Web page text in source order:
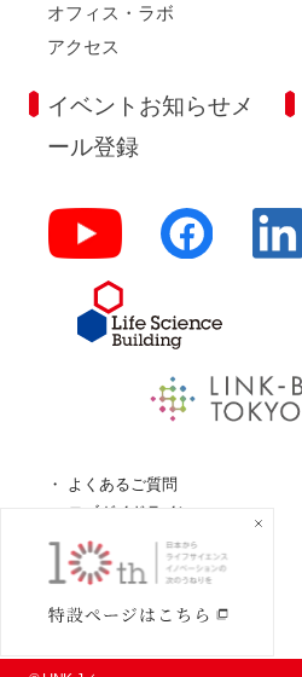
オフィス・ラボ
アクセス
イベントお知らせメ
ール登録
よくあるご質問
ロゴガイドライン
特定商取引法に基づく表